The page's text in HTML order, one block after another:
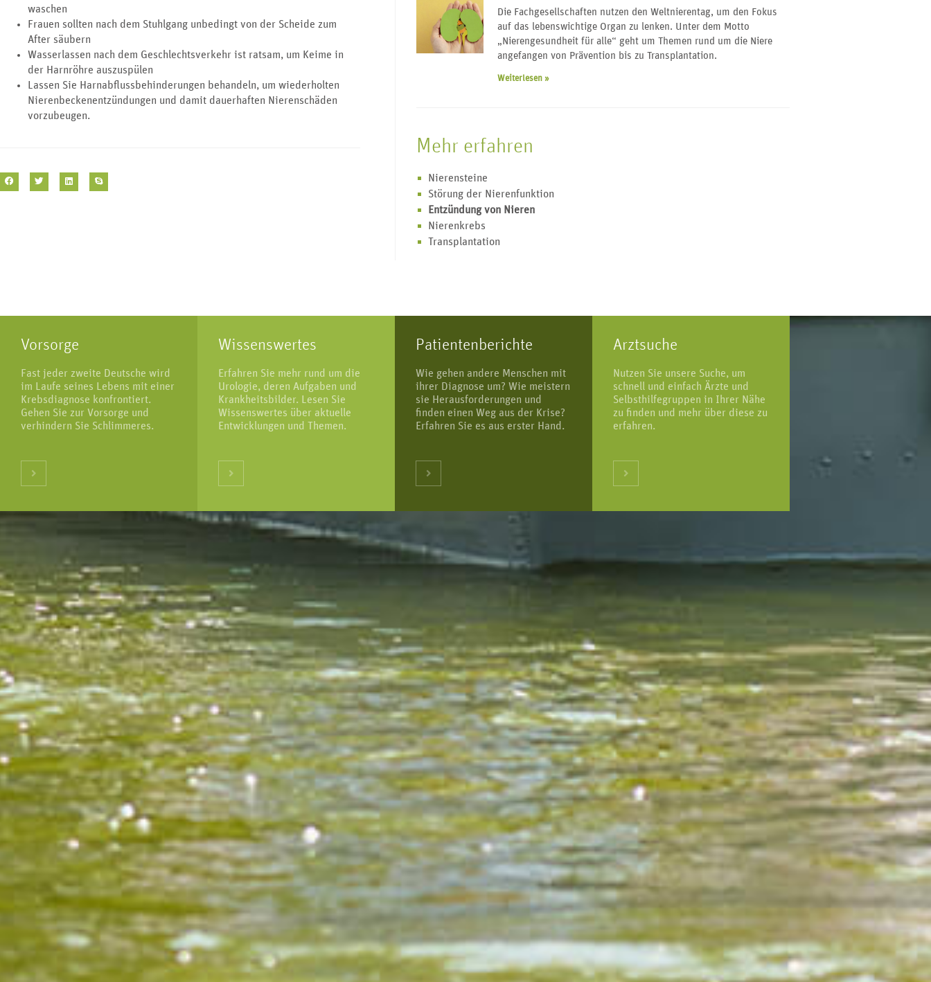
waschen
Frauen sollten nach dem Stuhlgang unbedingt von der Scheide zum
After säubern
Wasserlassen nach dem Geschlechtsverkehr ist ratsam, um Keime in
der Harnröhre auszuspülen
Lassen Sie Harnabflussbehinderungen behandeln, um wiederholten
Nierenbeckenentzündungen und damit dauerhaften Nierenschäden
vorzubeugen.
Die Fachgesellschaften nutzen den Weltnierentag, um den Fokus
auf das lebenswichtige Organ zu lenken. Unter dem Motto
„Nierengesundheit für alle“ geht um Themen rund um die Niere
angefangen von Prävention bis zu Transplantation.
Weiterlesen »
Mehr erfahren
Nierensteine
Störung der Nierenfunktion
Entzündung von Nieren
Nierenkrebs
Transplantation
Vorsorge
Fast jeder zweite Deutsche wird
im Laufe seines Lebens mit einer
Krebsdiagnose konfrontiert.
Gehen Sie zur Vorsorge und
verhindern Sie Schlimmeres.
Wissenswertes
Erfahren Sie mehr rund um die
Urologie, deren Aufgaben und
Krankheitsbilder. Lesen Sie
Wissenswertes über aktuelle
Entwicklungen und Themen.
Patientenberichte
Wie gehen andere Menschen mit
ihrer Diagnose um? Wie meistern
sie Herausforderungen und
finden einen Weg aus der Krise?
Erfahren Sie es aus erster Hand.
Arztsuche
Nutzen Sie unsere Suche, um
schnell und einfach Ärzte und
Selbsthilfegruppen in Ihrer Nähe
zu finden und mehr über diese zu
erfahren.